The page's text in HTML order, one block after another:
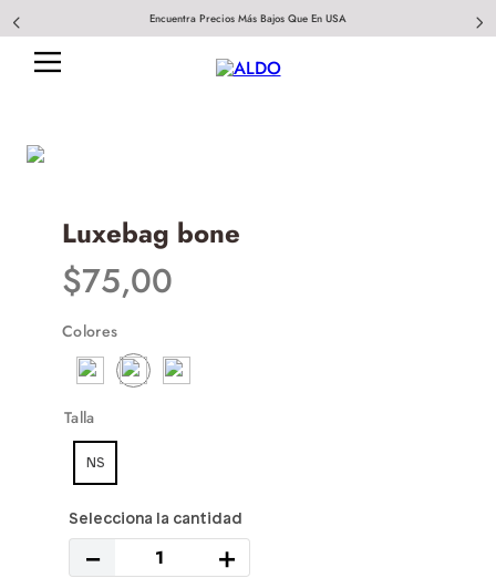
Encuentra Precios Más Bajos Que En USA
Luxebag bone
$75,00
Colores
Talla
NS
＋
－